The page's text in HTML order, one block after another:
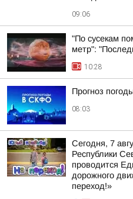
09:06
"По сусекам
метр":
10:28
Прогноз
08:03
Сегодня, 7
Республики
проводится
дорожного
переход!»